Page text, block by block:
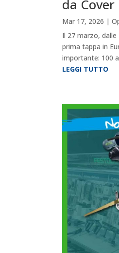
da
Mar 17, 2026 |
Il 27 marzo,
prima tappa in
importante: 100
LEGGI TUTTO